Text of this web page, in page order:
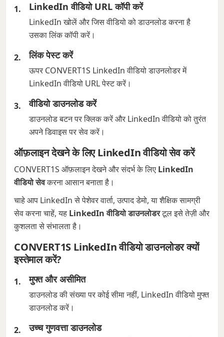
LinkedIn वीडियो URL कॉपी करें
LinkedIn खोलें और जिस वीडियो को डाउनलोड करना है
उसका लिंक कॉपी करें।
लिंक पेस्ट करें
ऊपर CONVERT1S LinkedIn वीडियो डाउनलोडर में
LinkedIn वीडियो URL पेस्ट करें।
वीडियो डाउनलोड करें
डाउनलोड बटन पर क्लिक करें और LinkedIn वीडियो को तुरंत
अपने डिवाइस पर सेव करें।
ऑफ़लाइन देखने के लिए LinkedIn वीडियो सेव करें
CONVERT1S ऑफ़लाइन देखने और संदर्भ के लिए LinkedIn
वीडियो सेवकरना आसान बनाता है।
चाहे आप LinkedIn से पेशेवर वार्ता, उत्पाद डेमो, या शैक्षिक सामग्री
सेव करना चाहें, यह LinkedIn वीडियो डाउनलोडरटूल इसे तेज़ी और
कुशलता से संभालता है।
CONVERT1S LinkedIn वीडियो डाउनलोडर क्यों
इस्तेमाल करें?
मुफ्त और असीमित
डाउनलोड की संख्या पर कोई सीमा नहीं, LinkedIn वीडियो मुफ्त
डाउनलोड करें।
उच्च गुणवत्ता डाउनलोड